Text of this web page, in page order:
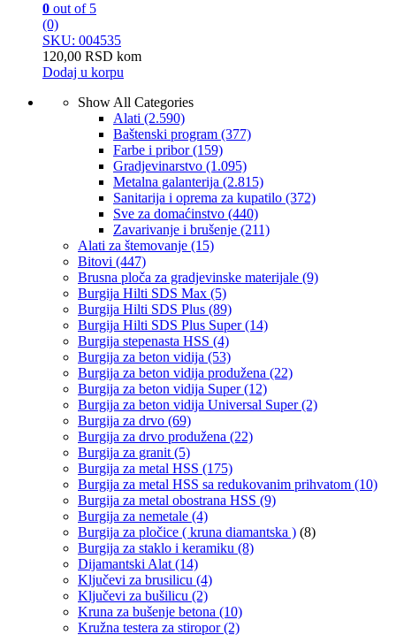
0 out of 5
(0)
SKU: 004535
120,00 RSD kom
Dodaj u korpu
Show All Categories
Alati (2.590)
Baštenski program (377)
Farbe i pribor(159)
Gradjevinarstvo (1.095)
Metalna galanterija (2.815)
Sanitarija i oprema za kupatilo (372)
Sve za domaćinstvo (440)
Zavarivanje i brušenje (211)
Alati za štemovanje (15)
Bitovi (447)
Brusna ploča za gradjevinske materijale (9)
Burgija Hilti SDS Max (5)
Burgija Hilti SDS Plus (89)
Burgija Hilti SDS Plus Super(14)
Burgija stepenasta HSS (4)
Burgija za beton vidija (53)
Burgija za beton vidija produžena (22)
Burgija za beton vidija Super(12)
Burgija za beton vidija Universal Super(2)
Burgija za drvo (69)
Burgija za drvo produžena (22)
Burgija za granit (5)
Burgija za metal HSS (175)
Burgija za metal HSS sa redukovanim prihvatom (10)
Burgija za metal obostrana HSS (9)
Burgija za nemetale (4)
Burgija za pločice ( kruna diamantska ) (8)
Burgija za staklo i keramiku (8)
Dijamantski Alat (14)
Ključevi za brusilicu (4)
Ključevi za bušilicu (2)
Kruna za bušenje betona (10)
Kružna testera za stiropor(2)